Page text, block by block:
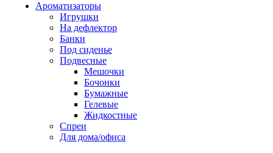
Ароматизаторы
Игрушки
На дефлектор
Банки
Под сиденье
Подвесные
Мешочки
Бочонки
Бумажные
Гелевые
Жидкостные
Спреи
Для дома/офиса